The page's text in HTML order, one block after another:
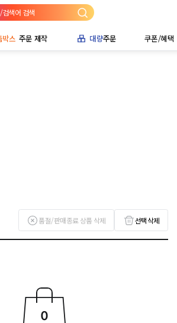
색어 검색
박스 주문 제작 대량주문 쿠폰/혜택
품절/판매종료 상품 삭제 선택삭제